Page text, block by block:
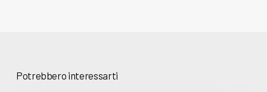
Potrebbero interessarti